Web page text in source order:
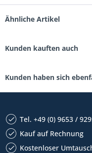
Ähnliche Artikel
Kunden kauften auch
Kunden haben sich
Tel. +49 (0) 9653 /
Kauf auf Rechnung
Kostenloser